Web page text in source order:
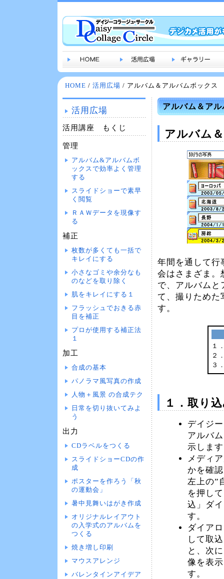
HOME / 活用広場 / アルバム＆アルバムボックス
活用広場
活用講座 もくじ
管理
アルバム&アルバムボ
ックスで効率よく管理
する
スライドショーで素早
く閲覧
ＲＡＷデータを現像す
る
補正
枚数が多くても一括で
キレイにする
小さなゴミや余分なも
のなどを取り除く
肌をキレイにする１
フラッシュでおきる赤
目を補正
プロが使用する補正法
１
加工
合成の基本
パノラマ風写真の作成
人物＋風景 の合成テク
日常を切り抜いてみよ
う
出力
CDラベルをつくる
スライドショーCDの作
成
ポスターを作ろう「秋
の運動会」
暑中見舞いはがき作成
オリジナルレイアウト
の入学式のアルバムを
つくる
焼き増し印刷
マウスアレンジ
バレンタインアイデア
アルバム＆ア
アルバム
年間を通して行
会はさまざま。
で、アルバムと
て、撮りためた
す。
１
２
３
１．取り
デイジ
アルバ
示しま
メディ
かを確
左上の”
を押し
込」ダ
す。
ダイア
して取
と、次
像を表
す。